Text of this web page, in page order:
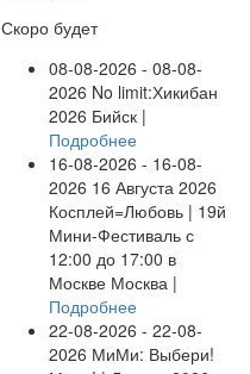
Скоро будет
08-08-2026 - 08-08-
2026 No limit:Хикибан
2026 Бийск |
Подробнее
16-08-2026 - 16-08-
2026 16 Августа 2026
Косплей=Любовь | 19й
Мини-Фестиваль с
12:00 до 17:00 в
Москве Москва |
Подробнее
22-08-2026 - 22-08-
2026 МиМи: Выбери!